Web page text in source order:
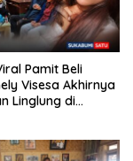
Pamit Beli
Visesa Akhirnya
Linglung di